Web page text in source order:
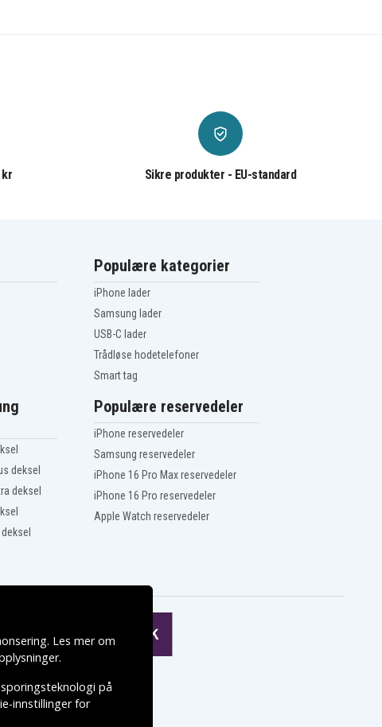
kr Sikre produkter - EU-standard
Populære kategorier
iPhone lader
Samsung lader
USB-C lader
Trådløse hodetelefoner
Smart tag
deksel
deksel
Populære reservedeler
iPhone reservedeler
Samsung reservedeler
iPhone 16 Pro Max reservedeler
iPhone 16 Pro reservedeler
Apple Watch reservedeler
Les mer om
.
på
innstillinger for